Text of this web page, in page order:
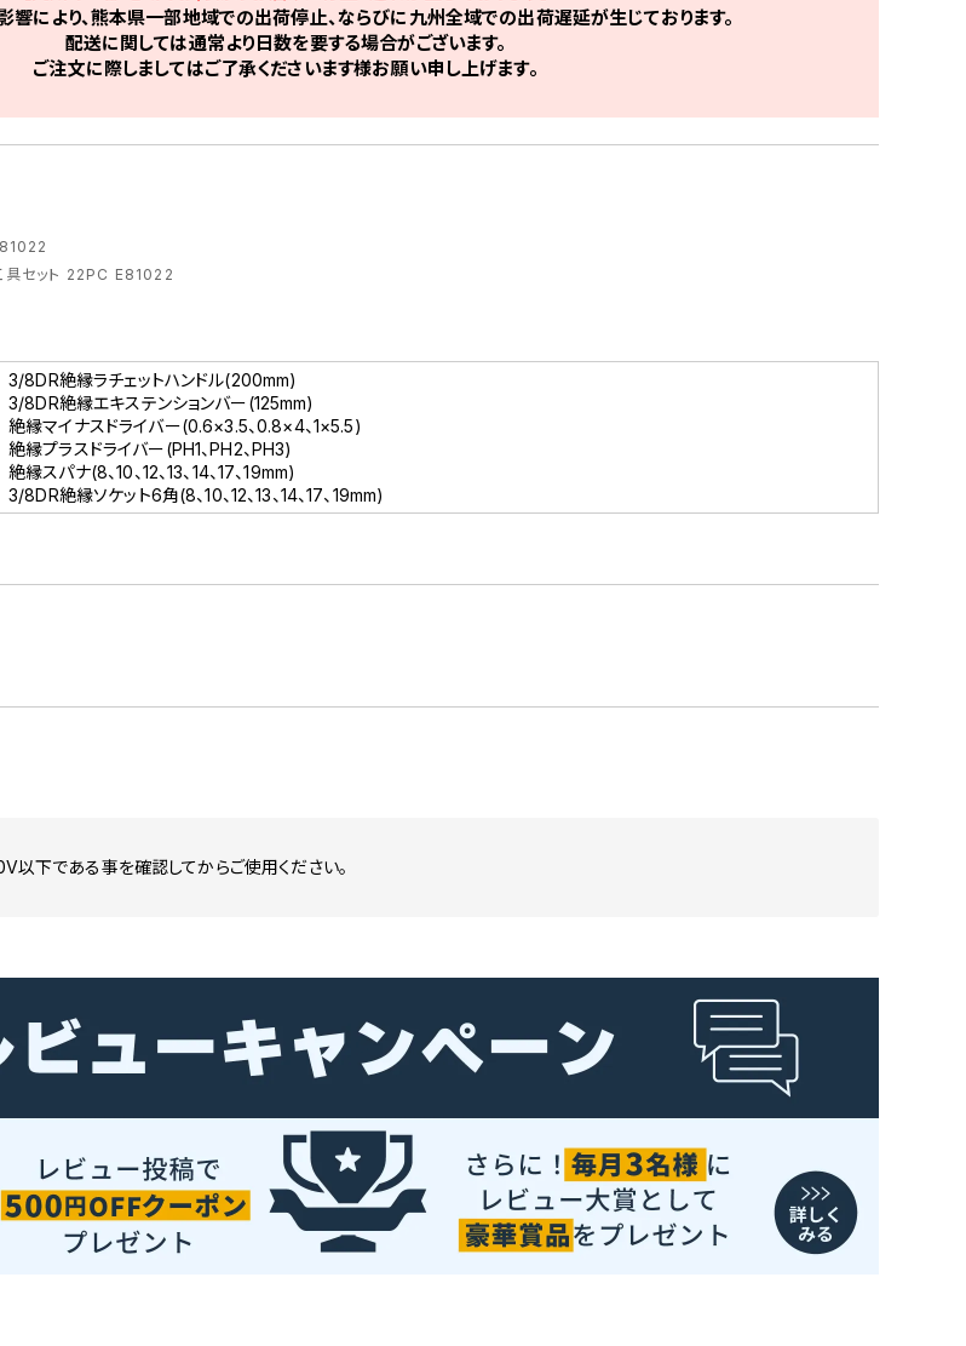
により、熊本県一部地域での出荷停止、ならびに九州全域での出荷遅延が生じております。
配送に関しては通常より日数を要する場合がございます。
ご注文に際しましてはご了承くださいます様お願い申し上げます。
具セット 22PC E81022
3/8DR絶縁ラチェットハンドル(200mm)
3/8DR絶縁エキステンションバー(125mm)
絶縁マイナスドライバー(0.6×3.5、0.8×4、1×5.5)
絶縁プラスドライバー(PH1、PH2、PH3)
絶縁スパナ(8、10、12、13、14、17、19mm)
3/8DR絶縁ソケット6角(8、10、12、13、14、17、19mm)
下である事を確認してからご使用ください。